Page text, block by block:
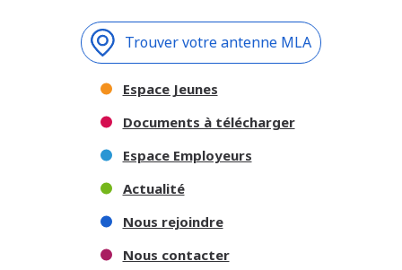
Trouver votre antenne MLA
Espace Jeunes
Documents à télécharger
Espace Employeurs
Actualité
Nous rejoindre
Nous contacter